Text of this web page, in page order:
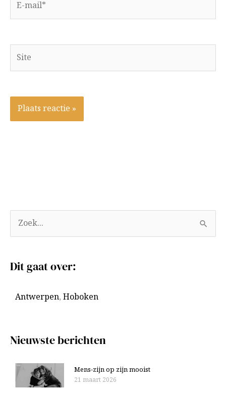
mail*
Site
o
k
r
Dit gaat over:
Antwerpen, Hoboken
Nieuwste berichten
Mens-zijn op zijn mooist
21 maart 2026
r
h
n